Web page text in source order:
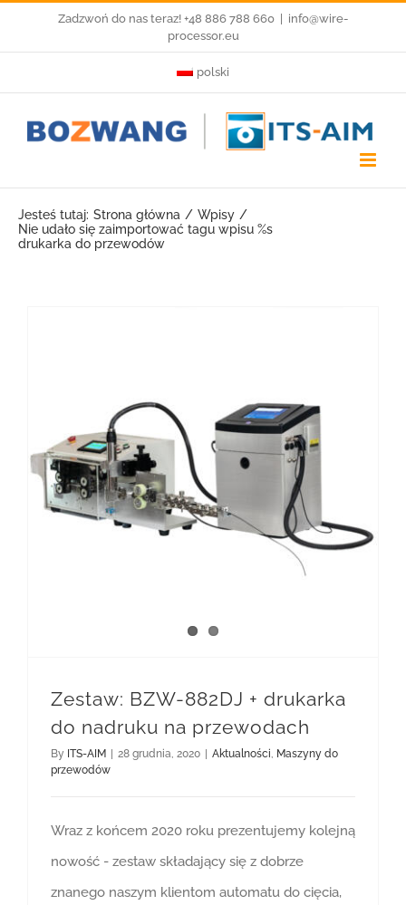
Zadzwoń do nas teraz! +48 886 788 660
info@wire-
processor.eu
polski
Jesteś tutaj: Strona główna
Wpisy
Nie udało się zaimportować tagu wpisu %s
drukarka do przewodów
Zestaw: BZW-882DJ + drukarka
do nadruku na przewodach
By ITS-AIM 28 grudnia, 2020 Aktualności, Maszyny do
przewodów
Wraz z końcem 2020 roku prezentujemy kolejną
nowość - zestaw składający się z dobrze
znanego naszym klientom automatu do cięcia,